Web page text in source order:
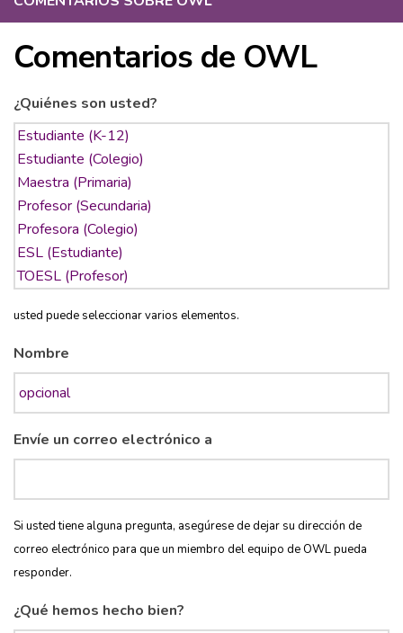
Comentarios de OWL
¿Quiénes son usted?
usted puede seleccionar varios elementos.
Nombre
Envíe un correo electrónico a
Si usted tiene alguna pregunta, asegúrese de dejar su dirección de
correo electrónico para que un miembro del equipo de OWL pueda
responder.
¿Qué hemos hecho bien?